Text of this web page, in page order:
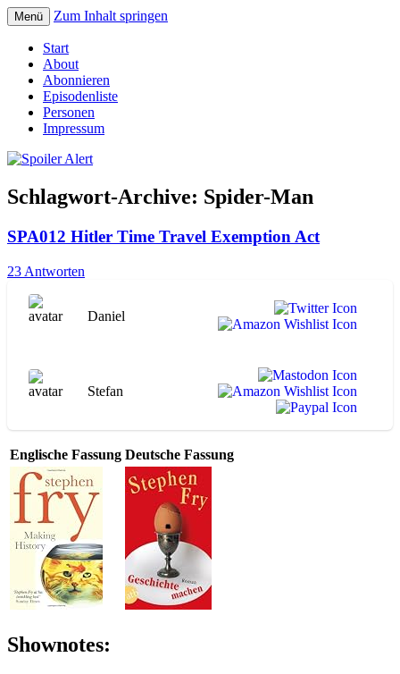
Spoiler Alert
Erfahrungshintergrund
Menü Zum Inhalt springen
Start
About
Abonnieren
Episodenliste
Personen
Impressum
Schlagwort-Archive: Spider-Man
SPA012 Hitler Time Travel Exemption Act
23 Antworten
Daniel
Stefan
Englische Fassung Deutsche Fassung
Shownotes: